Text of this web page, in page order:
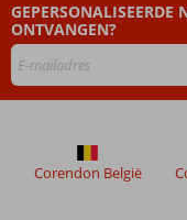
GEPERSONALISEERDE
ONTVANGEN?
Corendon België